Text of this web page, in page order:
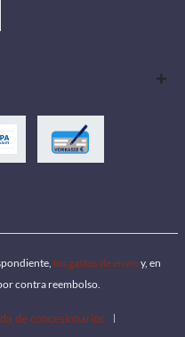
los gastos de envío y, en
contra reembolso.
de concesionarios